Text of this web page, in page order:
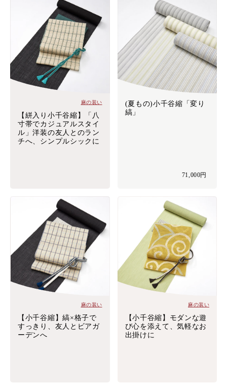
麻の装い
【絣入り小千谷縮】「八
寸帯でカジュアルスタイ
ル」洋装の友人とのラン
チへ、シンプルシックに
(夏もの)小千谷縮「変り
縞」
71,000円
麻の装い
【小千谷縮】縞×格子で
すっきり、友人とビアガ
ーデンへ
麻の装い
【小千谷縮】モダンな遊
び心を添えて、気軽なお
出掛けに